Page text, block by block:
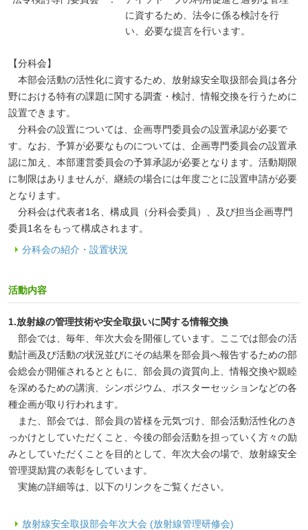
に資するため、法令に係る検討を行
い、必要な提言を行います。
【分科会】
本部会活動の活性化に資するため、放射線安全取扱部会員は各分
野における特有の課題に関する調査・検討、情報交換を行うために
設置できます。
分科会の設置については、企画専門委員会の設置承認が必要で
す。なお、予算が必要なものについては、企画専門委員会の設置承
認に加え、本部運営委員会の予算承認が必要となります。活動期限
に制限はありませんが、継続の場合には年度ごとに設置申請が必要
となります。
分科会は代表者1名、構成員（分科会委員）、及び担当企画専門
委員1名をもって構成されます。
分科会の紹介・設置状況
活動内容
1.放射線の管理技術や安全取扱いに関する情報交換
部会では、毎年、年次大会を開催しています。ここでは部会の活
動計画及び活動の状況並びにその結果を部会員へ報告するための部
会総会が開催されるとともに、部会員の資質向上、情報交換や親睦
を深めるための講演、シンポジウム、ポスターセッションなどの各
種企画が取り行われます。
また、部会では、部会員の皆様を元気づけ、部会活動活性化のき
っかけとしていただくこと、今後の部会活動を担っていく方々の励
みとしていただくことを目的として、年次大会の場で、放射線安全
管理奨励賞の表彰をしています。
実施の詳細等は、以下のリンクをご覧ください。
放射線安全取扱部会年次大会 (放射線管理研修会)